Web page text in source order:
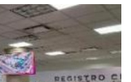
de Seguridad
y también con los
nos interesa es la
es decir, disminuir los
las Causas y con cero
públicos
se actúa, se procesa
y medio desde que